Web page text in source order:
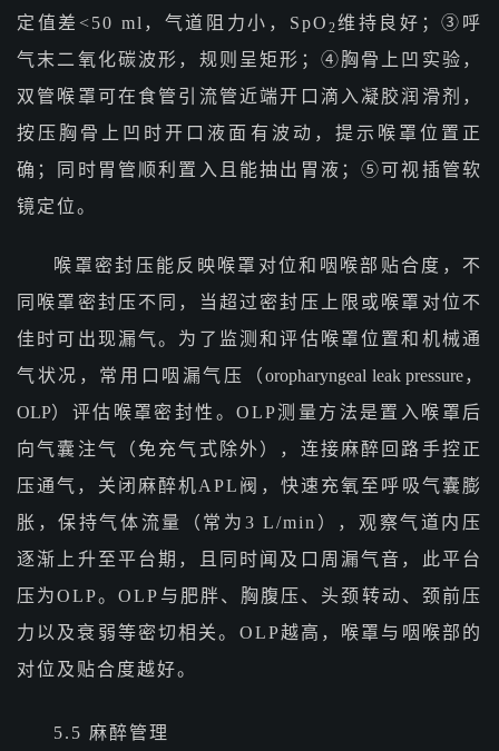
定值差<50 ml，气道阻力小，SpO 2维持良好；③呼
气末二氧化碳波形，规则呈矩形；④胸骨上凹实验，
双管喉罩可在食管引流管近端开口滴入凝胶润滑剂，
按压胸骨上凹时开口液面有波动，提示喉罩位置正
确；同时胃管顺利置入且能抽出胃液；⑤可视插管软
镜定位。
喉罩密封压能反映喉罩对位和咽喉部贴合度，不
同喉罩密封压不同，当超过密封压上限或喉罩对位不
佳时可出现漏气。为了监测和评估喉罩位置和机械通
气状况，常用口咽漏气压（oropharyngeal leak pressure，
OLP）评估喉罩密封性。OLP测量方法是置入喉罩后
向气囊注气（免充气式除外），连接麻醉回路手控正
压通气，关闭麻醉机APL阀，快速充氧至呼吸气囊膨
胀，保持气体流量（常为3 L/min），观察气道内压
逐渐上升至平台期，且同时闻及口周漏气音，此平台
压为OLP。OLP与肥胖、胸腹压、头颈转动、颈前压
力以及衰弱等密切相关。OLP越高，喉罩与咽喉部的
对位及贴合度越好。
5.5 麻醉管理